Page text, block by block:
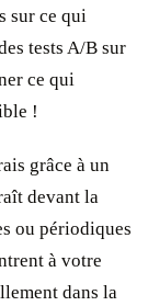
sur ce qui
tests A/B sur
ce qui
!
grâce à un
devant la
ou périodiques
à votre
dans la